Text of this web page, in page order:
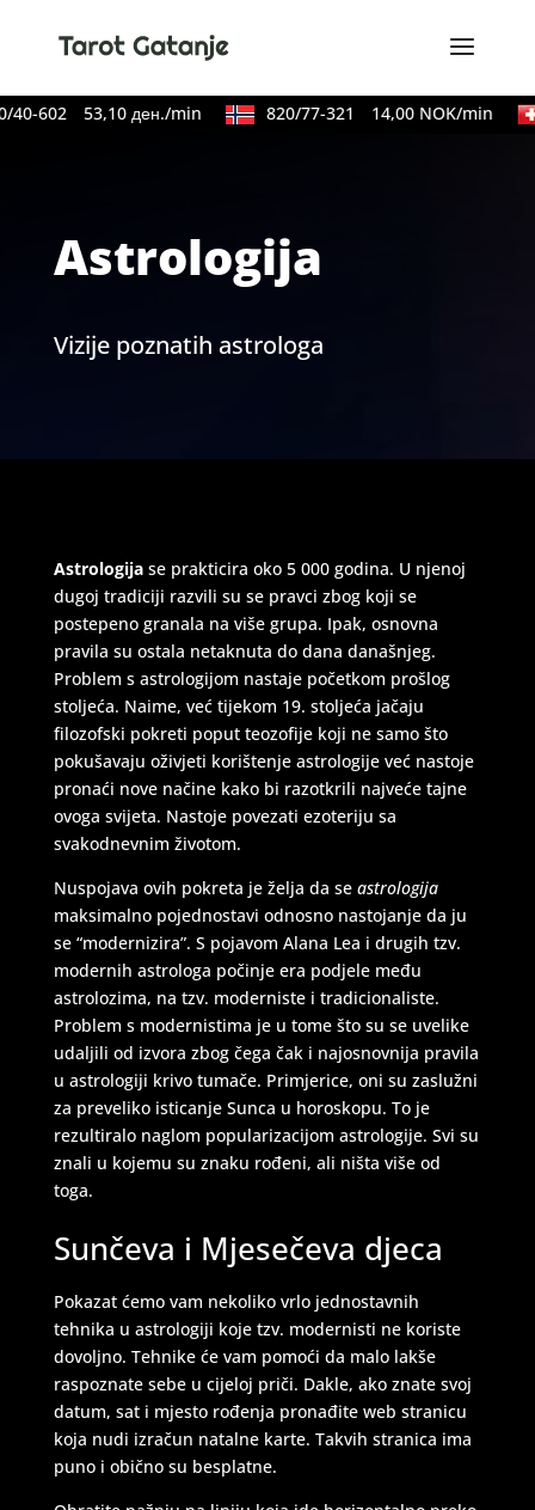
40-602 53,10 ден./min 820/77-321 14,00 NOK/min
Astrologija
Vizije poznatih astrologa
Astrologijase prakticira oko 5 000 godina. U njenoj
dugoj tradiciji razvili su se pravci zbog koji se
postepeno granala na više grupa. Ipak, osnovna
pravila su ostala netaknuta do dana današnjeg.
Problem s astrologijom nastaje početkom prošlog
stoljeća. Naime, već tijekom 19. stoljeća jačaju
filozofski pokreti poput teozofije koji ne samo što
pokušavaju oživjeti korištenje astrologije već nastoje
pronaći nove načine kako bi razotkrili najveće tajne
ovoga svijeta. Nastoje povezati ezoteriju sa
svakodnevnim životom.
Nuspojava ovih pokreta je želja da se astrologija
maksimalno pojednostavi odnosno nastojanje da ju
se “modernizira”. S pojavom Alana Lea i drugih tzv.
modernih astrologa počinje era podjele među
astrolozima, na tzv. moderniste i tradicionaliste.
Problem s modernistima je u tome što su se uvelike
udaljili od izvora zbog čega čak i najosnovnija pravila
u astrologiji krivo tumače. Primjerice, oni su zaslužni
za preveliko isticanje Sunca u horoskopu. To je
rezultiralo naglom popularizacijom astrologije. Svi su
znali u kojemu su znaku rođeni, ali ništa više od
toga.
Sunčeva i Mjesečeva djeca
Pokazat ćemo vam nekoliko vrlo jednostavnih
tehnika u astrologiji koje tzv. modernisti ne koriste
dovoljno. Tehnike će vam pomoći da malo lakše
raspoznate sebe u cijeloj priči. Dakle, ako znate svoj
datum, sat i mjesto rođenja pronađite web stranicu
koja nudi izračun natalne karte. Takvih stranica ima
puno i obično su besplatne.